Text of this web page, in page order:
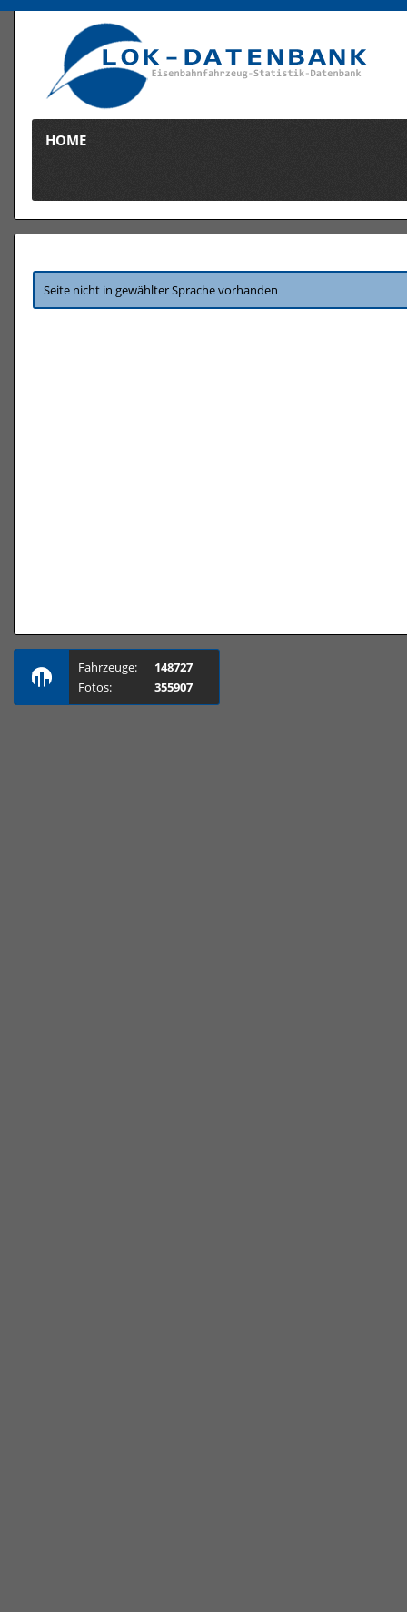
HOME
Seite nicht in gewählter Sprache vorhanden
Fahrzeuge:
148727
Fotos:
355907